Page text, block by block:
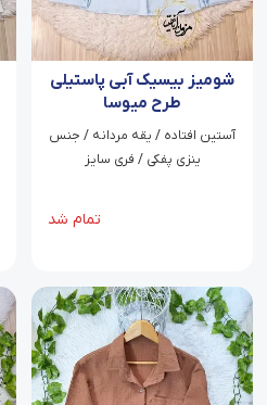
شومیز بیسیک آبی پاستیلی
طرح میوسا
آستین افتاده / یقه مردانه / جنس
ینزی پفکی / فری سایز
تمام شد